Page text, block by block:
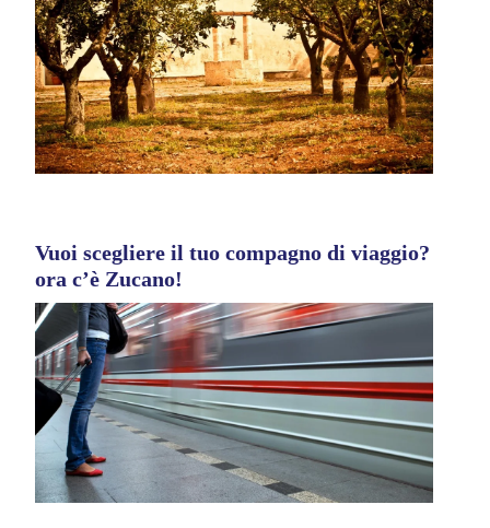
Vuoi scegliere il tuo compagno di viaggio?
ora c’è Zucano!